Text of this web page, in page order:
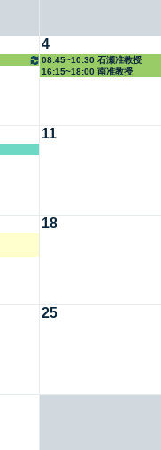
4
08:45~10:30 石瀬准教授
16:15~18:00 南准教授
11
18
25